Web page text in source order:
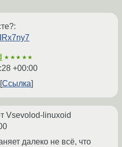
★★★★★
+00:00
Ссылка
Vsevolod-linuxoid
далеко не всё, что